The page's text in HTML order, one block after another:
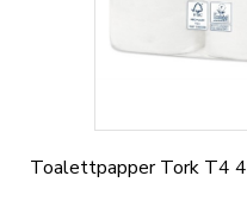
Toalettpapper Tork T4